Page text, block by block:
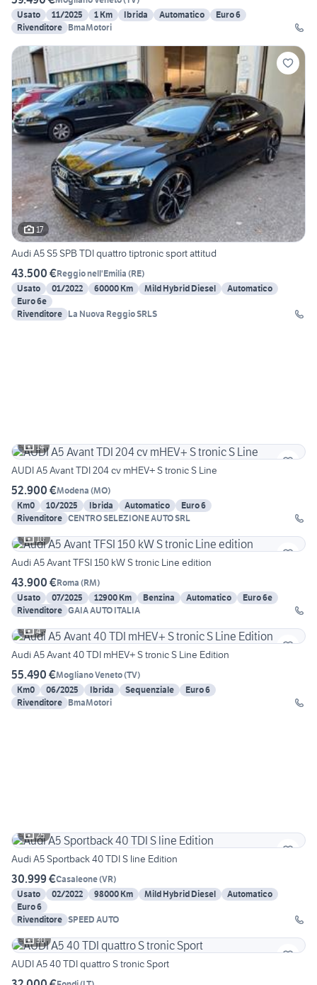
Usato
11/2025 1 Km Ibrida Automatico
Euro 6
Rivenditore BmaMotori
17
Audi A5 S5 SPB TDI quattro tiptronic sport attitud
43.500 €Reggio nell'Emilia (RE)
Usato
01/2022 60000 Km Mild Hybrid Diesel
Automatico
Euro 6e
Rivenditore La Nuova Reggio SRLS
14
AUDI A5 Avant TDI 204 cv mHEV+ S tronic S Line
52.900 €Modena (MO)
Km0
10/2025 Ibrida Automatico
Euro 6
Rivenditore CENTRO SELEZIONE AUTO SRL
10
Audi A5 Avant TFSI 150 kW S tronic Line edition
43.900 €Roma (RM)
Usato
07/2025 12900 Km Benzina Automatico
Euro 6e
Rivenditore GAIA AUTO ITALIA
4
Audi A5 Avant 40 TDI mHEV+ S tronic S Line Edition
55.490 €Mogliano Veneto(TV)
Km0
06/2025 Ibrida Sequenziale
Euro 6
Rivenditore BmaMotori
25
Audi A5 Sportback 40 TDI S line Edition
30.999 €Casaleone(VR)
Usato
02/2022 98000 Km Mild Hybrid Diesel
Automatico
Euro 6
Rivenditore SPEED AUTO
30
AUDI A5 40 TDI quattro S tronic Sport